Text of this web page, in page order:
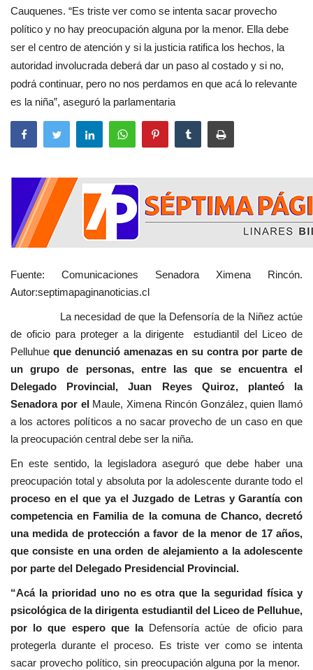
Cauquenes. “Es triste ver como se intenta sacar provecho
político y no hay preocupación alguna por la menor. Ella debe
ser el centro de atención y si la justicia ratifica los hechos, la
autoridad involucrada deberá dar un paso al costado y si no,
podrá continuar, pero no nos perdamos en que acá lo relevante
es la niña”, aseguró la parlamentaria
Fuente: Comunicaciones Senadora Ximena Rincón.
Autor:septimapaginanoticias.cl
La necesidad de que la Defensoría de la Niñez actúe
de oficio para proteger a la dirigente estudiantil del Liceo de
Pelluhue que denunció amenazas en su contra por parte de
un grupo de personas, entre las que se encuentra el
Delegado Provincial, Juan Reyes Quiroz, planteó la
Senadora por elMaule, Ximena Rincón González, quien llamó
a los actores políticos a no sacar provecho de un caso en que
la preocupación central debe ser la niña.
En este sentido, la legisladora aseguró que debe haber una
preocupación total y absoluta por la adolescente durante todo el
proceso en el que ya el Juzgado de Letras y Garantía con
competencia en Familia de la comuna de Chanco, decretó
una medida de protección a favor de la menor de 17 años,
que consiste en una orden de alejamiento a la adolescente
por parte del Delegado Presidencial Provincial.
“Acá la prioridad uno no es otra que la seguridad física y
psicológica de la dirigenta estudiantil del Liceo de Pelluhue,
por lo que espero que laDefensoría actúe de oficio para
protegerla durante el proceso. Es triste ver como se intenta
sacar provecho político, sin preocupación alguna por la menor.